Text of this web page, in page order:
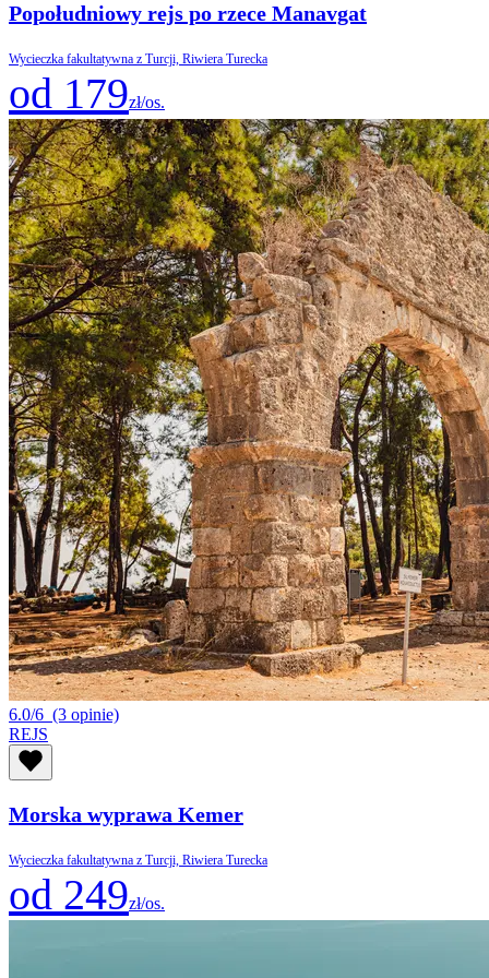
Popołudniowy rejs po rzece Manavgat
Wycieczka fakultatywna z Turcji, Riwiera Turecka
od 179zł/os.
6.0/6 (3 opinie)
REJS
Morska wyprawa Kemer
Wycieczka fakultatywna z Turcji, Riwiera Turecka
od 249zł/os.